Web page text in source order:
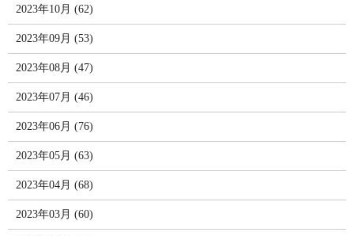
2023年10月 (62)
2023年09月 (53)
2023年08月 (47)
2023年07月 (46)
2023年06月 (76)
2023年05月 (63)
2023年04月 (68)
2023年03月 (60)